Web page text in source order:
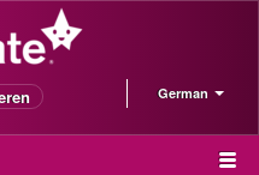
German